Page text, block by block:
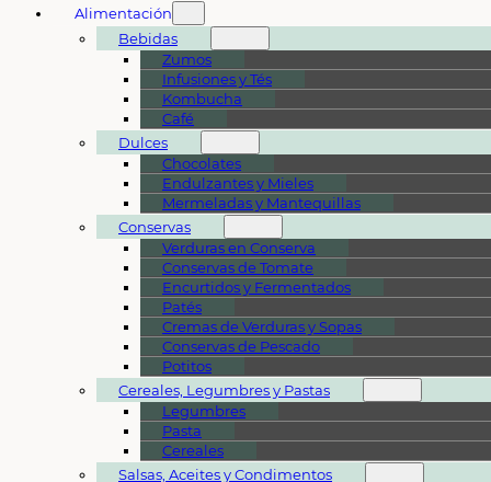
Alimentación
Bebidas
Zumos
Infusiones y Tés
Kombucha
Café
Dulces
Chocolates
Endulzantes y Mieles
Mermeladas y Mantequillas
Conservas
Verduras en Conserva
Conservas de Tomate
Encurtidos y Fermentados
Patés
Cremas de Verduras y Sopas
Conservas de Pescado
Potitos
Cereales, Legumbres y Pastas
Legumbres
Pasta
Cereales
Salsas, Aceites y Condimentos